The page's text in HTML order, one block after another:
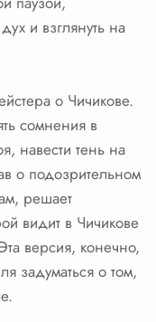
и взглянуть на
о Чичикове.
сомнения в
навести тень на
о подозрительном
решает
видит в Чичикове
версия, конечно,
задуматься о том,